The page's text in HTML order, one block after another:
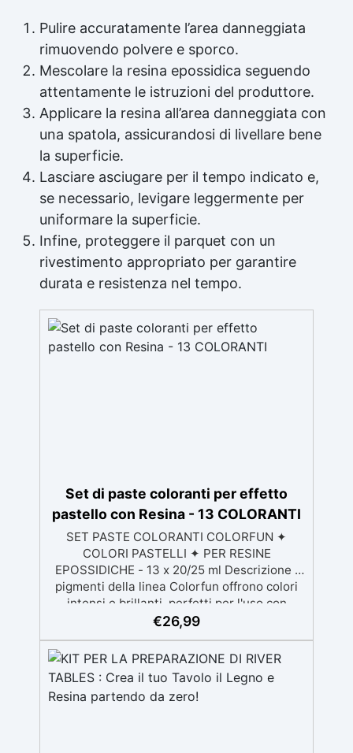
Pulire accuratamente l’area danneggiata
rimuovendo polvere e sporco.
Mescolare la resina epossidica seguendo
attentamente le istruzioni del produttore.
Applicare la resina all’area danneggiata con
una spatola, assicurandosi di livellare bene
la superficie.
Lasciare asciugare per il tempo indicato e,
se necessario, levigare leggermente per
uniformare la superficie.
Infine, proteggere il parquet con un
rivestimento appropriato per garantire
durata e resistenza nel tempo.
Set di paste coloranti per effetto
pastello con Resina - 13 COLORANTI
SET PASTE COLORANTI COLORFUN ✦
COLORI PASTELLI ✦ PER RESINE
EPOSSIDICHE - 13 x 20/25 ml Descrizione I
pigmenti della linea Colorfun offrono colori
intensi e brillanti, perfetti per l'uso con
resina epossidica trasparente. La loro
tonalità piene e vivaci con poche gocce.
garantiscono un risultato coprente senza
sprechi di prodotto. Sono ideali per colorare i
€26,99